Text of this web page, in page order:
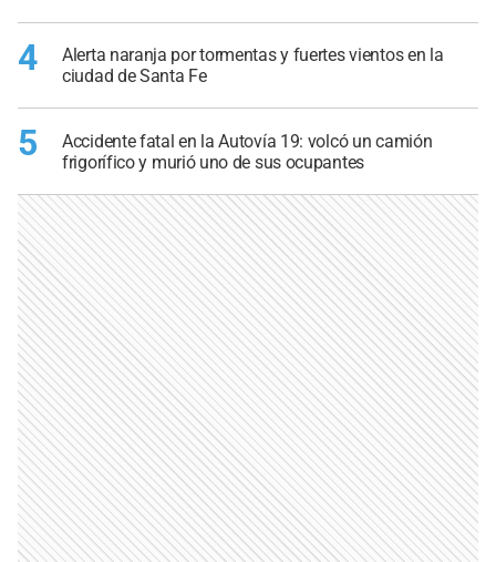
4
Alerta naranja por tormentas y fuertes vientos en la
ciudad de Santa Fe
5
Accidente fatal en la Autovía 19: volcó un camión
frigorífico y murió uno de sus ocupantes